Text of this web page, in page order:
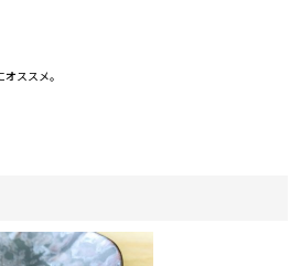
ススメ。